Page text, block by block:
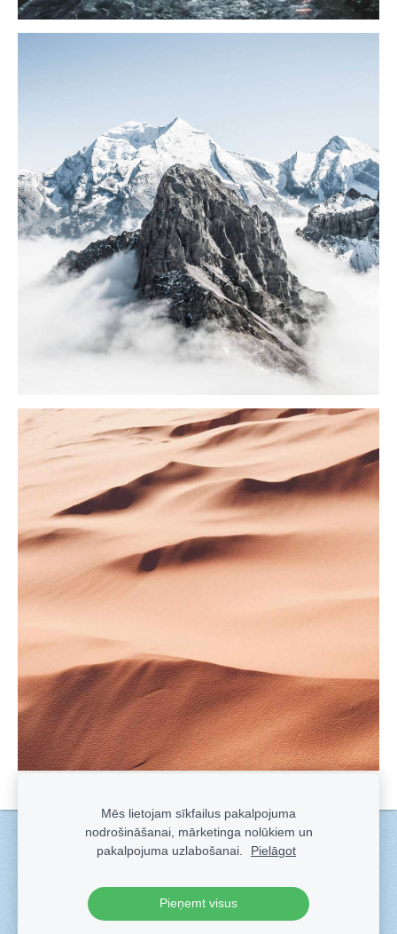
Sīkdatnes
Veidots arSadarbe- labo mājas lapu ģeneratoru.
Mēs lietojam sīkfailus pakalpojuma
nodrošināšanai, mārketinga nolūkiem un
pakalpojuma uzlabošanai.
Pielāgot
Pieņemt visus